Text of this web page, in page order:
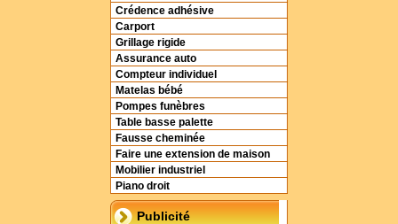
Crédence adhésive
Carport
Grillage rigide
Assurance auto
Compteur individuel
Matelas bébé
Pompes funèbres
Table basse palette
Fausse cheminée
Faire une extension de maison
Mobilier industriel
Piano droit
Publicité